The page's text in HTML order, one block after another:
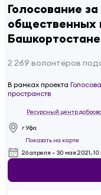
Голосование
общественных
Башкортостане
2 269 волонтёров
В рамках проекта
пространств
Ресурсный центр
г Уфа
Показать на карте
26 апреля – 30 мая 2021,